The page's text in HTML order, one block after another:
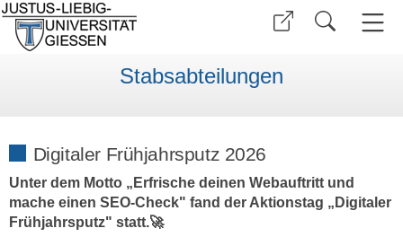
Stabsabteilungen
Digitaler Frühjahrsputz 2026
Unter dem Motto „Erfrische deinen Webauftritt und
mache einen SEO-Check" fand der Aktionstag „Digitaler
Frühjahrsputz" statt.🚀